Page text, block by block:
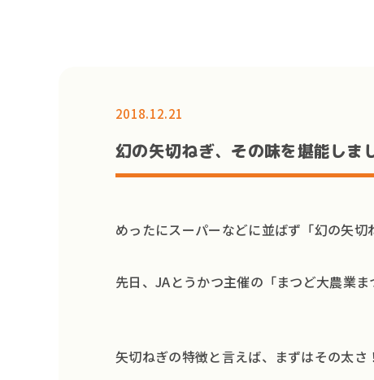
2018.12.21
幻の矢切ねぎ、その味を堪能しま
めったにスーパーなどに並ばず「幻の矢切
先日、JAとうかつ主催の「まつど大農業
矢切ねぎの特徴と言えば、まずはその太さ！